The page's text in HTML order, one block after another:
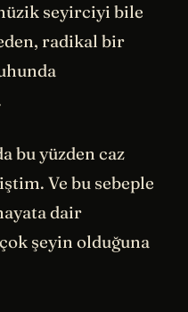
seyirciyi bile
radikal bir
bu yüzden caz
Ve bu sebeple
dair
şeyin olduğuna